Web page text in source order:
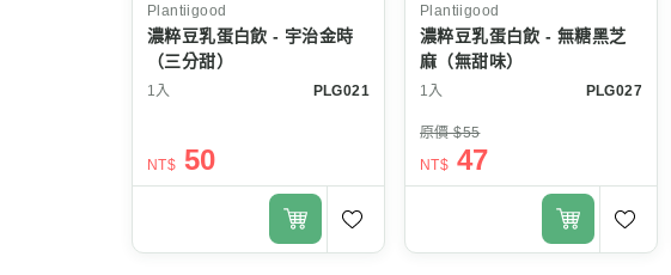
Plantiigood
濃粹豆乳蛋白飲 - 宇治金時
（三分甜）
1入 PLG021
NT$ 50
Plantiigood
濃粹豆乳蛋白飲 - 無糖黑芝
麻（無甜味）
1入 PLG027
原價 $55
NT$ 47